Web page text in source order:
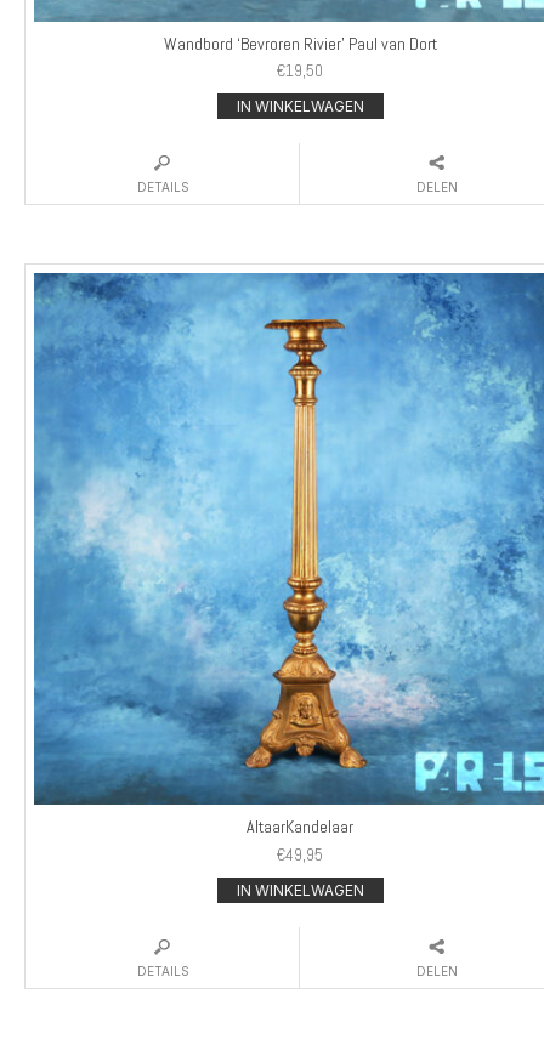
Wandbord ‘Bevroren Rivier’ Paul van Dort
€19,50
IN WINKELWAGEN
DETAILS DELEN
AltaarKandelaar
€49,95
IN WINKELWAGEN
DETAILS DELEN